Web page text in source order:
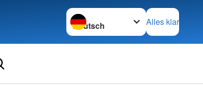
Sprache wechseln zu
Alles klar